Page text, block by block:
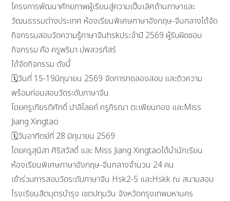
โครงการพัฒนา​ศักยภาพผู้เรียนสู่ความเป็นเลิศ​ด้านภาษาและ
วัฒนธรรมต่างประเทศ​ ห้อง​เรียนพิเศษ​ภาษาอังกฤษ-​จีนกลางได้จัด
กิจกรรมสอบวัดความรู้ภาษาจีนhsk​ประจำปี​ 2569 ผู้รับผิดชอบ
กิจกรรม​ คือ​ ครูพริมา​ ปพลวร​ภัส​ร์​
ได้จัดกิจกรรม​ ดังนี้
🗓️​วันที่​ 15​-19​มิถุนายน​ ​2569​ จัดการทดลองสอบ​ และติวความ
พร้อมก่อนสอบ​วัดระดับ​ภาษาจีน
โดยครูเกียรติศักดิ์​ ปาลิไลยก์​ ครูกิรณา​ ตะเพียนทอง และMiss​
Jiang​ Xingtao
🗓️​วันอาทิตย์​ที่​ 28​ มิถุนายน​ 2569​
โดยครูสุนิสา​ ศิริสวัสดิ์​ และ​ Miss​ Jiang​ Xingtaoได้นำนักเรียน
ห้องเรียนพิเศษภาษาอังกฤษ-​จีนกลาง​จำนวน​ 24​ คน​
เข้าร่วมการสอบวัดระดับ​ภาษาจีน​ Hsk2-5​ และHskk​ ณ​ สนามสอบ
โรงเรียนสี​ต​บุตร​บำรุง​ เขต​ปทุมวัน​ จังหวัด​กรุงเทพมหานคร